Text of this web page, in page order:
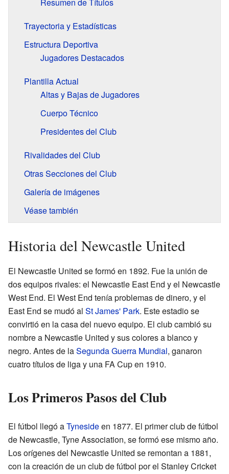
Trayectoria y Estadísticas
Estructura Deportiva
Jugadores Destacados
Plantilla Actual
Altas y Bajas de Jugadores
Cuerpo Técnico
Presidentes del Club
Rivalidades del Club
Otras Secciones del Club
Galería de imágenes
Véase también
Historia del Newcastle United
El Newcastle United se formó en 1892. Fue la unión de
dos equipos rivales: el Newcastle East End y el Newcastle
West End. El West End tenía problemas de dinero, y el
East End se mudó al St James' Park. Este estadio se
convirtió en la casa del nuevo equipo. El club cambió su
nombre a Newcastle United y sus colores a blanco y
negro. Antes de laSegunda Guerra Mundial, ganaron
cuatro títulos de liga y una FA Cup en 1910.
Los Primeros Pasos del Club
El fútbol llegó aTynesideen 1877. El primer club de fútbol
de Newcastle, Tyne Association, se formó ese mismo año.
Los orígenes del Newcastle United se remontan a 1881,
con la creación de un club de fútbol por el Stanley Cricket